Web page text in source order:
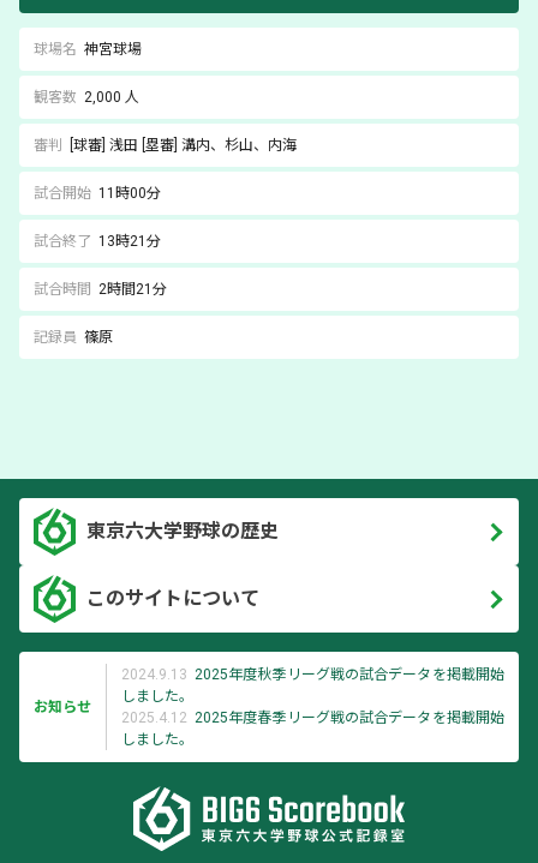
球場名 神宮球場
観客数 2,000 人
審判 [球審] 浅田 [塁審] 溝内、杉山、内海
試合開始 11時00分
試合終了 13時21分
試合時間 2時間21分
記録員 篠原
東京六大学野球の歴史
このサイトについて
お知らせ
2024.9.13 2025年度秋季リーグ戦の試合データを掲載開始
しました。
2025.4.12 2025年度春季リーグ戦の試合データを掲載開始
しました。